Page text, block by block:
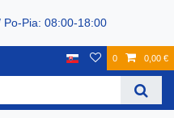
Pia: 08:00-18:00
0 0,00 €